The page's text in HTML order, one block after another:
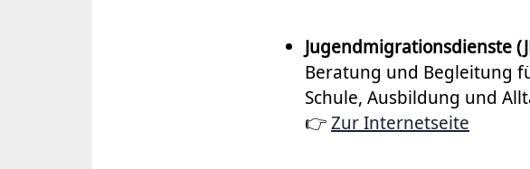
Jugendmigrationsdienste
Beratung und Begleitung
Schule, Ausbildung und
👉Zur Internetseite